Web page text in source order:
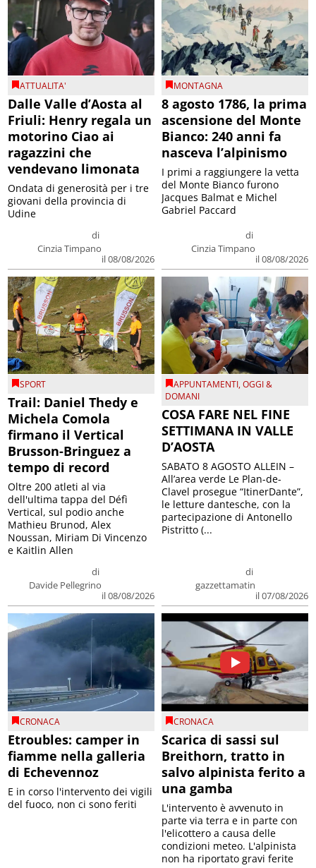
ATTUALITA'
Dalle Valle d’Aosta al
Friuli: Henry regala un
motorino Ciao ai
ragazzini che
vendevano limonata
di
Cinzia Timpano
il 08/08/2026
Ondata di generosità per i tre
giovani della provincia di
Udine
MONTAGNA
8 agosto 1786, la prima
ascensione del Monte
Bianco: 240 anni fa
nasceva l’alpinismo
di
Cinzia Timpano
il 08/08/2026
I primi a raggiungere la vetta
del Monte Bianco furono
Jacques Balmat e Michel
Gabriel Paccard
SPORT
Trail: Daniel Thedy e
Michela Comola
firmano il Vertical
Brusson-Bringuez a
tempo di record
di
Davide Pellegrino
il 08/08/2026
Oltre 200 atleti al via
dell'ultima tappa del Défì
Vertical, sul podio anche
Mathieu Brunod, Alex
Noussan, Miriam Di Vincenzo
e Kaitlin Allen
APPUNTAMENTI,OGGI &
DOMANI
COSA FARE NEL FINE
SETTIMANA IN VALLE
D’AOSTA
di
gazzettamatin
il 07/08/2026
SABATO 8 AGOSTO ALLEIN –
All’area verde Le Plan-de-
Clavel prosegue “ItinerDante”,
le letture dantesche, con la
partecipazione di Antonello
Pistritto (...
CRONACA
Etroubles: camper in
fiamme nella galleria
di Echevennoz
E in corso l'intervento dei vigili
del fuoco, non ci sono feriti
CRONACA
Scarica di sassi sul
Breithorn, tratto in
salvo alpinista ferito a
una gamba
L'intervento è avvenuto in
parte via terra e in parte con
l'elicottero a causa delle
condizioni meteo. L'alpinista
non ha riportato gravi ferite